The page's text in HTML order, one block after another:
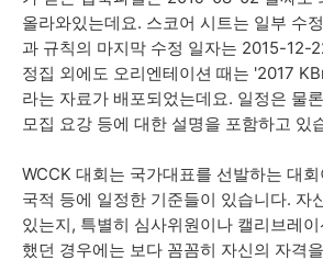
올라와있는데요. 스코어 시트는 일부 수
과 규칙의 마지막 수정 일자는 2015-12-
정집 외에도 오리엔테이션 때는 '2017
라는 자료가 배포되었는데요. 일정은 물
모집 요강 등에 대한 설명을 포함하고 있
WCCK 대회는 국가대표를 선발하는 대
국적 등에 일정한 기준들이 있습니다. 자
있는지, 특별히 심사위원이나 캘리브레
했던 경우에는 보다 꼼꼼히 자신의 자격